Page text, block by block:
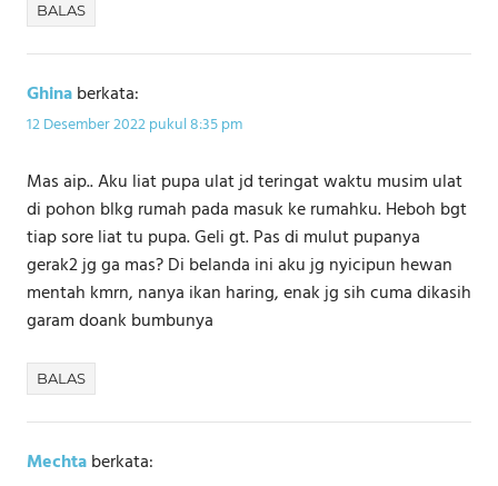
BALAS
Ghinaberkata:
12 Desember 2022 pukul 8:35 pm
Mas aip.. Aku liat pupa ulat jd teringat waktu musim ulat
di pohon blkg rumah pada masuk ke rumahku. Heboh bgt
tiap sore liat tu pupa. Geli gt. Pas di mulut pupanya
gerak2 jg ga mas? Di belanda ini aku jg nyicipun hewan
mentah kmrn, nanya ikan haring, enak jg sih cuma dikasih
garam doank bumbunya
BALAS
Mechtaberkata: